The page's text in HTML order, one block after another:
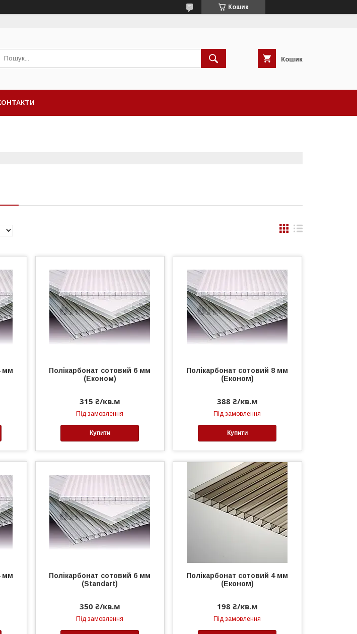
Кошик
Кошик
мм
Полікарбонат сотовий 6 мм
(Економ)
315 ₴/кв.м
Під замовлення
Купити
Полікарбонат сотовий 8 мм
(Економ)
388 ₴/кв.м
Під замовлення
Купити
мм
Полікарбонат сотовий 6 мм
(Standart)
350 ₴/кв.м
Під замовлення
Полікарбонат сотовий 4 мм
(Економ)
198 ₴/кв.м
Під замовлення